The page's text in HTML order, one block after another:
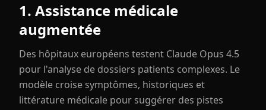
1. Assistance médicale
augmentée
Des hôpitaux européens testent Claude Opus 4.5
pour l'analyse de dossiers patients complexes. Le
modèle croise symptômes, historiques et
littérature médicale pour suggérer des pistes